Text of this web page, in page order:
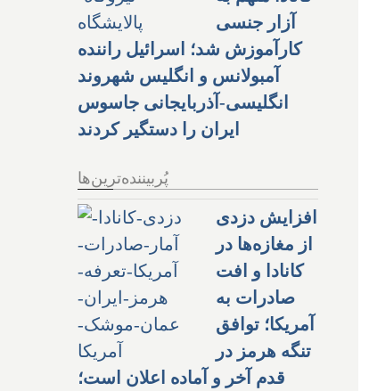
آزار جنسی
کارآموزش شد؛ اسرائیل راننده
آمبولانس و انگلیس شهروند
انگلیسی-آذربایجانی جاسوس
ایران را دستگیر کردند
پُربیننده‌ترین‌ها
افزایش دزدی
از مغازه‌ها در
کانادا و افت
صادرات به
آمریکا؛ توافق
تنگه هرمز در
قدم آخر و آماده اعلان است؛